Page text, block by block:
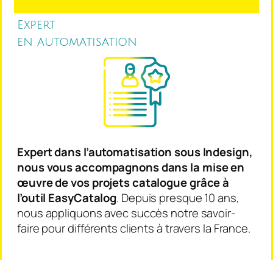
Expert dans l’automatisation sous Indesign,
nous vous accompagnons dans la mise en
œuvre de vos projets catalogue grâce à
l’outil EasyCatalog. Depuis presque 10 ans,
nous appliquons avec succès notre savoir-
faire pour différents clients à travers la France.
Expert
en automatisation